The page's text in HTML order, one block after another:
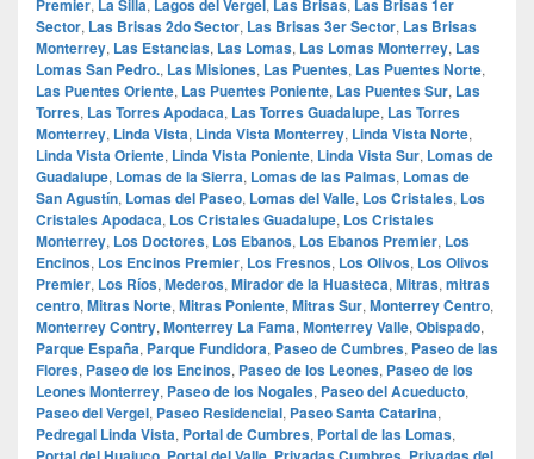
Premier, La Silla, Lagos del Vergel, Las Brisas, Las Brisas 1er
Sector, Las Brisas 2do Sector, Las Brisas 3er Sector, Las Brisas
Monterrey, Las Estancias, Las Lomas, Las Lomas Monterrey, Las
Lomas San Pedro., Las Misiones, Las Puentes, Las Puentes Norte,
Las Puentes Oriente, Las Puentes Poniente, Las Puentes Sur, Las
Torres, Las Torres Apodaca, Las Torres Guadalupe, Las Torres
Monterrey, Linda Vista, Linda Vista Monterrey, Linda Vista Norte,
Linda Vista Oriente, Linda Vista Poniente, Linda Vista Sur, Lomas de
Guadalupe, Lomas de la Sierra, Lomas de las Palmas, Lomas de
San Agustín, Lomas del Paseo, Lomas del Valle, Los Cristales, Los
Cristales Apodaca, Los Cristales Guadalupe, Los Cristales
Monterrey, Los Doctores, Los Ebanos, Los Ebanos Premier, Los
Encinos, Los Encinos Premier, Los Fresnos, Los Olivos, Los Olivos
Premier, Los Ríos, Mederos, Mirador de la Huasteca, Mitras, mitras
centro, Mitras Norte, Mitras Poniente, Mitras Sur, Monterrey Centro,
Monterrey Contry, Monterrey La Fama, Monterrey Valle, Obispado,
Parque España, Parque Fundidora, Paseo de Cumbres, Paseo de las
Flores, Paseo de los Encinos, Paseo de los Leones, Paseo de los
Leones Monterrey, Paseo de los Nogales, Paseo del Acueducto,
Paseo del Vergel, Paseo Residencial, Paseo Santa Catarina,
Pedregal Linda Vista, Portal de Cumbres, Portal de las Lomas,
, , ,